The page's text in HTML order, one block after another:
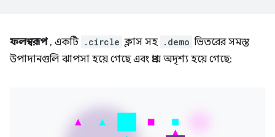
ফলস্বরূপ, একটি .circle ক্লাস সহ .demo ভিতরের সমস্ত
উপাদানগুলি ঝাপসা হয়ে গেছে এবং প্রায় অদৃশ্য হয়ে গেছে: